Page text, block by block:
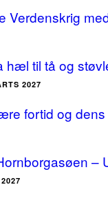
Verdenskrig
hæl til tå og
2027
fortid og
–